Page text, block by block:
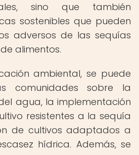
sino que también
sostenibles que pueden
adversos de las sequías
alimentos.
ambiental, se puede
comunidades sobre la
agua, la implementación
resistentes a la sequía
de cultivos adaptados a
hídrica. Además, se